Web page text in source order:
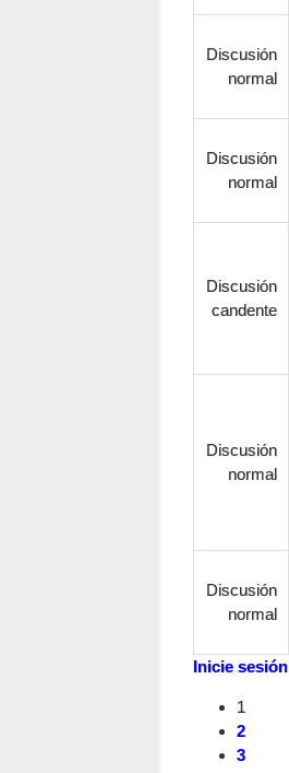
Discusión
normal
Discusión
normal
Discusión
candente
Discusión
normal
Discusión
normal
Inicie sesión
1
2
3